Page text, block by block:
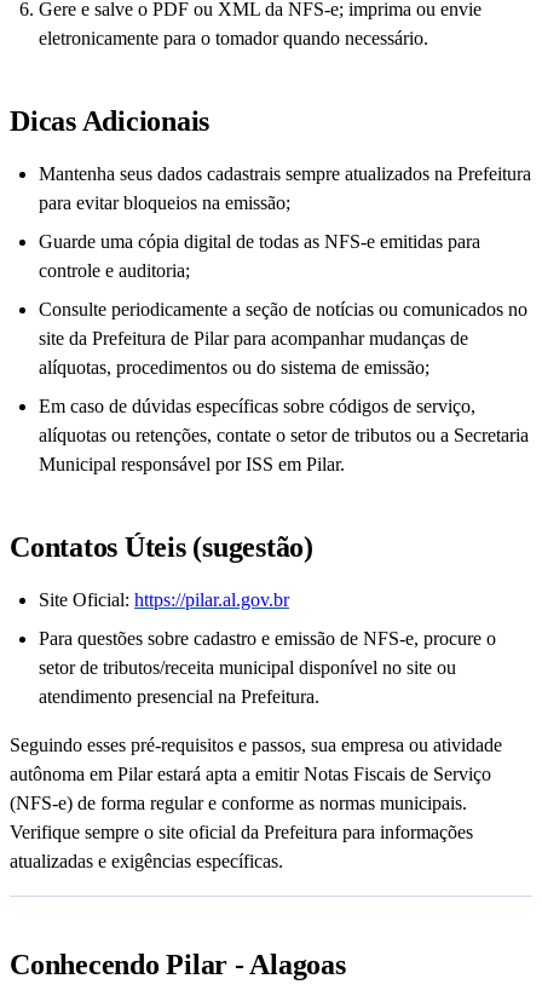
Gere e salve o PDF ou XML da NFS-e; imprima ou envie
eletronicamente para o tomador quando necessário.
Dicas Adicionais
Mantenha seus dados cadastrais sempre atualizados na Prefeitura
para evitar bloqueios na emissão;
Guarde uma cópia digital de todas as NFS-e emitidas para
controle e auditoria;
Consulte periodicamente a seção de notícias ou comunicados no
site da Prefeitura de Pilar para acompanhar mudanças de
alíquotas, procedimentos ou do sistema de emissão;
Em caso de dúvidas específicas sobre códigos de serviço,
alíquotas ou retenções, contate o setor de tributos ou a Secretaria
Municipal responsável por ISS em Pilar.
Contatos Úteis (sugestão)
Site Oficial: https://pilar.al.gov.br
Para questões sobre cadastro e emissão de NFS-e, procure o
setor de tributos/receita municipal disponível no site ou
atendimento presencial na Prefeitura.
Seguindo esses pré-requisitos e passos, sua empresa ou atividade
autônoma em Pilar estará apta a emitir Notas Fiscais de Serviço
(NFS-e) de forma regular e conforme as normas municipais.
Verifique sempre o site oficial da Prefeitura para informações
atualizadas e exigências específicas.
Conhecendo Pilar - Alagoas